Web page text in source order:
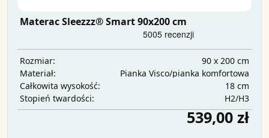
Materac Sleezzz® Smart 90x200 cm
Rozmiar:
90 x 200 cm
Materiał:
Pianka Visco/pianka komfortowa
Całkowita wysokość:
18 cm
Stopień twardości:
H2/H3
539,00 zł